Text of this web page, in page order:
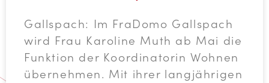
Gallspach: Im FraDomo Gallspach
wird Frau Karoline Muth ab Mai die
Funktion der Koordinatorin Wohnen
übernehmen. Mit ihrer langjährigen